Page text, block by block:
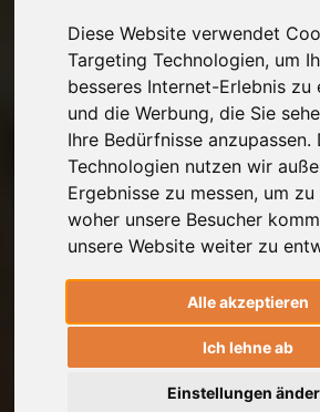
Diese Website verwendet
Targeting Technologien, um
besseres Internet-Erlebnis zu
und die Werbung, die Sie
Ihre Bedürfnisse anzupassen.
Technologien nutzen wir
Ergebnisse zu messen, um
woher unsere Besucher
unsere Website weiter zu
Alle akzeptieren
Ich lehne ab
Einstellungen